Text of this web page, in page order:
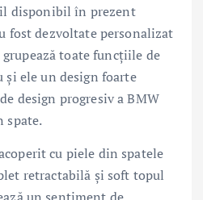
disponibil în prezent
fost dezvoltate personalizat
toate funcţiile de
ele un design foarte
design progresiv a BMW
spate.
cu piele din spatele
retractabilă şi soft topul